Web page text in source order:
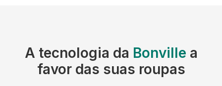
A tecnologia da Bonville a
favor das suas roupas